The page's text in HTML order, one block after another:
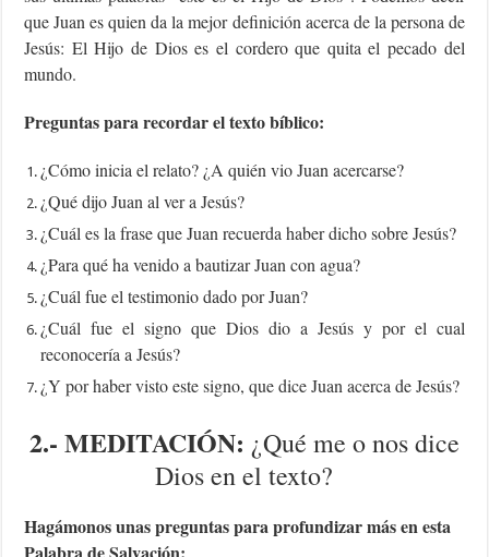
que Juan es quien da la mejor definición acerca de la persona de
Jesús: El Hijo de Dios es el cordero que quita el pecado del
mundo.
Preguntas para recordar el texto bíblico:
¿Cómo inicia el relato? ¿A quién vio Juan acercarse?
¿Qué dijo Juan al ver a Jesús?
¿Cuál es la frase que Juan recuerda haber dicho sobre Jesús?
¿Para qué ha venido a bautizar Juan con agua?
¿Cuál fue el testimonio dado por Juan?
¿Cuál fue el signo que Dios dio a Jesús y por el cual
reconocería a Jesús?
¿Y por haber visto este signo, que dice Juan acerca de Jesús?
2.- MEDITACIÓN: ¿Qué me o nos dice
Dios en el texto?
Hagámonos unas preguntas para profundizar más en esta
Palabra de Salvación: